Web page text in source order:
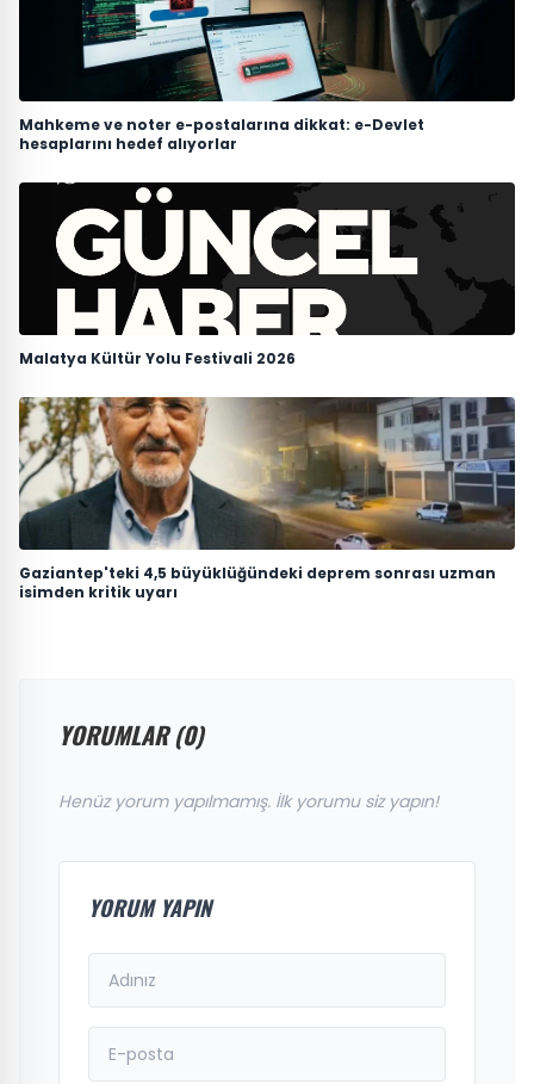
Mahkeme ve noter e-postalarına dikkat: e-Devlet
hesaplarını hedef alıyorlar
Malatya Kültür Yolu Festivali 2026
Gaziantep'teki 4,5 büyüklüğündeki deprem sonrası uzman
isimden kritik uyarı
YORUMLAR (0)
Henüz yorum yapılmamış. İlk yorumu siz yapın!
YORUM YAPIN